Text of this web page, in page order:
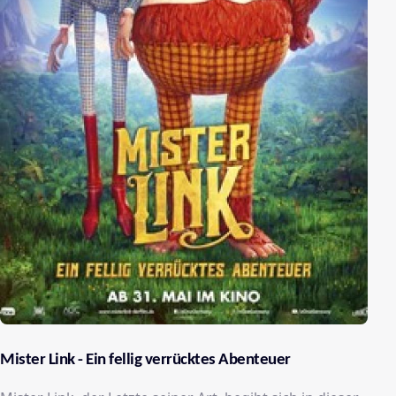
Mister Link - Ein fellig verrücktes Abenteuer